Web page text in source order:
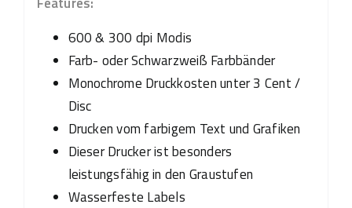
600 & 300 dpi Modis
Farb- oder Schwarzweiß Farbbänder
Monochrome Druckkosten unter 3 Cent /
Disc
Drucken vom farbigem Text und Grafiken
Dieser Drucker ist besonders
leistungsfähig in den Graustufen
Wasserfeste Labels